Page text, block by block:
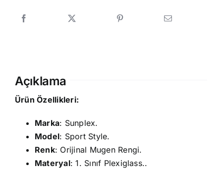
Açıklama
Ürün Özellikleri:
Marka: Sunplex.
Model: Sport Style.
Renk: Orijinal Mugen Rengi.
Materyal: 1. Sınıf Plexiglass..